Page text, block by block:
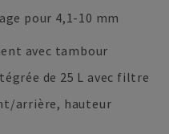
pour 4,1-10 mm
avec tambour
de 25 L avec filtre
arrière, hauteur